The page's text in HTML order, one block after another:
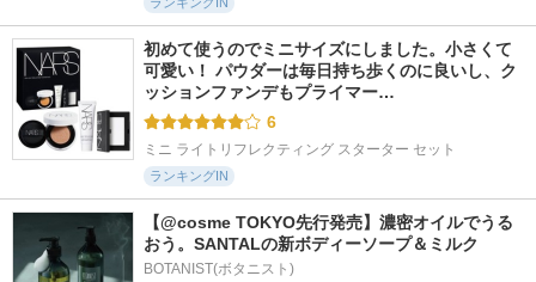
初めて使うのでミニサイズにしました。小さくて
可愛い！ パウダーは毎日持ち歩くのに良いし、ク
ッションファンデもプライマー…
6
ミニ ライトリフレクティング スターター セット
ランキングIN
【@cosme TOKYO先行発売】濃密オイルでうる
おう。SANTALの新ボディーソープ＆ミルク
BOTANIST(ボタニスト)